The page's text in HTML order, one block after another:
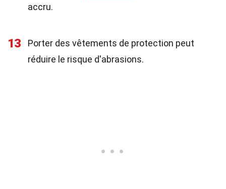
accru.
13
Porter des vêtements de protection peut
réduire le risque d'abrasions.